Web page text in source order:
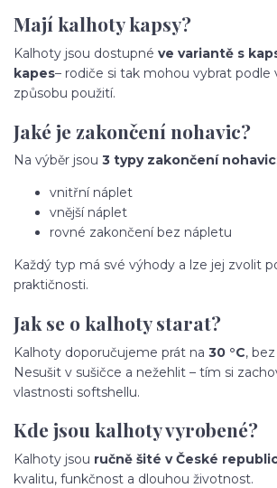
Mají kalhoty kapsy?
Kalhoty jsou dostupné ve variantě s
kapes– rodiče si tak mohou vybrat podle
způsobu použití.
Jaké je zakončení nohavic?
Na výběr jsou 3 typy zakončení nohavic
vnitřní náplet
vnější náplet
rovné zakončení bez nápletu
Každý typ má své výhody a lze jej zvolit
praktičnosti.
Jak se o kalhoty starat?
Kalhoty doporučujeme prát na 30 °C,
Nesušit v sušičce a nežehlit – tím si
vlastnosti softshellu.
Kde jsou kalhoty vyrobené?
Kalhoty jsou ručně šité v České
kvalitu, funkčnost a dlouhou životnost.